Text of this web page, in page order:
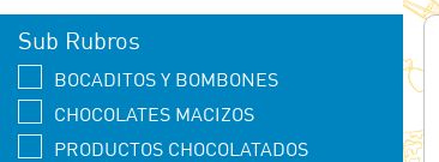
Sub Rubros
BOCADITOS Y BOMBONES
CHOCOLATES MACIZOS
PRODUCTOS CHOCOLATADOS